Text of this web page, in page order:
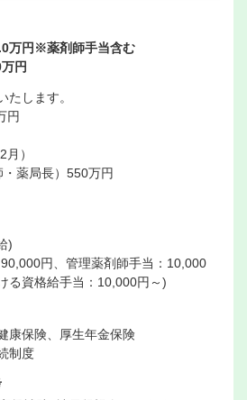
万円※薬剤師手当含む
円
します。
円
）
薬局長）550万円
)
円、管理薬剤師手当：10,000
る資格給手当：10,000円～)
康保険、厚生年金保険
制度